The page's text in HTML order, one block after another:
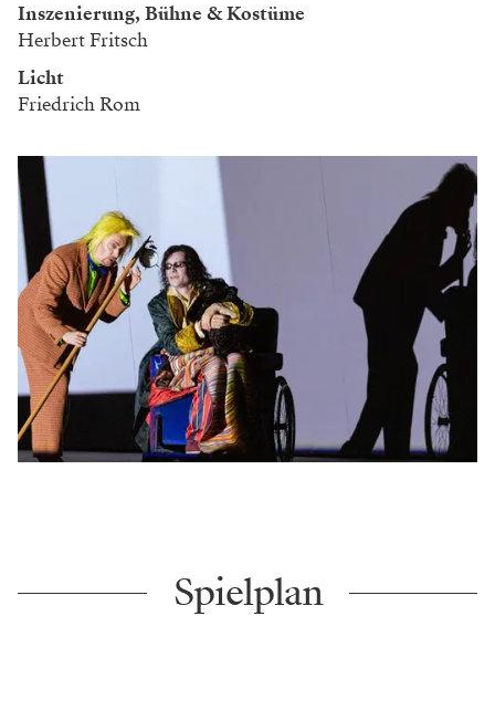
Inszenierung, Bühne & Kostüme
Herbert Fritsch
Licht
Friedrich Rom
Spielplan